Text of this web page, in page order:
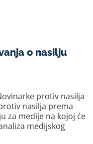
o nasilju
protiv nasilja
nasilja prema
za medije na kojoj će
medijskog